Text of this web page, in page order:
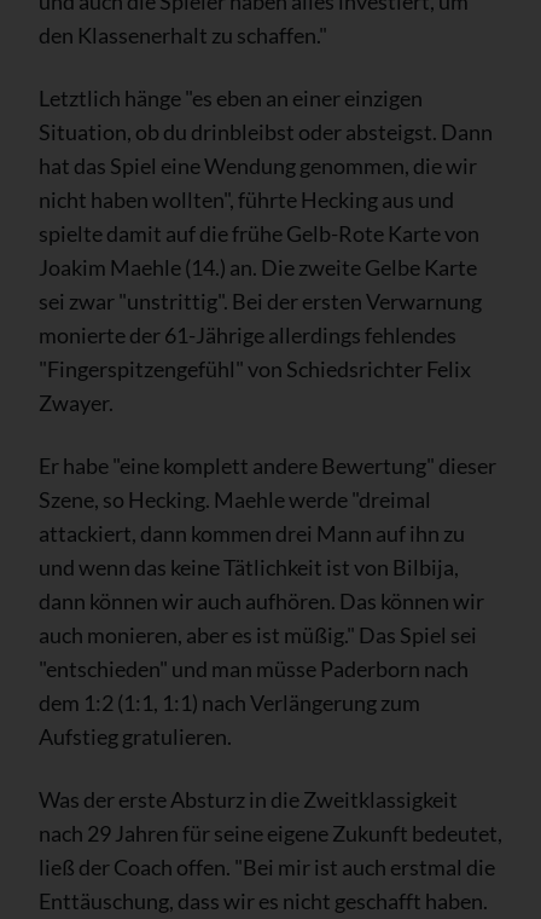
den Klassenerhalt zu schaffen."
Letztlich hänge "es eben an einer einzigen
Situation, ob du drinbleibst oder absteigst. Dann
hat das Spiel eine Wendung genommen, die wir
nicht haben wollten", führte Hecking aus und
spielte damit auf die frühe Gelb-Rote Karte von
Joakim Maehle (14.) an. Die zweite Gelbe Karte
sei zwar "unstrittig". Bei der ersten Verwarnung
monierte der 61-Jährige allerdings fehlendes
"Fingerspitzengefühl" von Schiedsrichter Felix
Zwayer.
Er habe "eine komplett andere Bewertung" dieser
Szene, so Hecking. Maehle werde "dreimal
attackiert, dann kommen drei Mann auf ihn zu
und wenn das keine Tätlichkeit ist von Bilbija,
dann können wir auch aufhören. Das können wir
auch monieren, aber es ist müßig." Das Spiel sei
"entschieden" und man müsse Paderborn nach
dem 1:2 (1:1, 1:1) nach Verlängerung zum
Aufstieg gratulieren.
Was der erste Absturz in die Zweitklassigkeit
nach 29 Jahren für seine eigene Zukunft bedeutet,
ließ der Coach offen. "Bei mir ist auch erstmal die
Enttäuschung, dass wir es nicht geschafft haben.